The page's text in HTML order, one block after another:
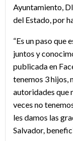
Ayuntamiento,
del Estado, por
“Es un paso que
juntos y
publicada en
tenemos 3 hijos,
autoridades que
veces no
les damos las
Salvador,